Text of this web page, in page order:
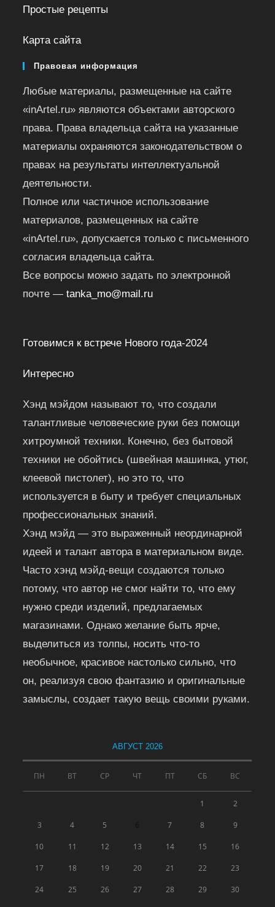
Простые рецепты
Карта сайта
Правовая информация
Любые материалы, размещенные на сайте
«inArtel.ru» являются объектами авторского
права. Права владельца сайта на указанные
материалы охраняются законодательством о
правах на результаты интеллектуальной
деятельности.
Полное или частичное использование
материалов, размещенных на сайте
«inArtel.ru», допускается только с письменного
согласия владельца сайта.
Все вопросы можно задать по электронной
почте —tanka_mo@mail.ru
Готовимся к встрече Нового года-2024
Интересно
Хэнд мэйдом называют то, что создали
талантливые человеческие руки без помощи
хитроумной техники. Конечно, без бытовой
техники не обойтись (швейная машинка, утюг,
клеевой пистолет), но это то, что
используется в быту и требует специальных
профессиональных знаний.
Хэнд мэйд — это выраженный неординарной
идеей и талант автора в материальном виде.
Часто хэнд мэйд-вещи создаются только
потому, что автор не смог найти то, что ему
нужно среди изделий, предлагаемых
магазинами. Однако желание быть ярче,
выделиться из толпы, носить что-то
необычное, красивое настолько сильно, что
он, реализуя свою фантазию и оригинальные
замыслы, создает такую вещь своими руками.
АВГУСТ 2026
ПН ВТ СР ЧТ ПТ СБ ВС
1 2
3 4 5 7 8 9
10 11 12 13 14 15 16
17 18 19 20 21 22 23
24 25 26 27 28 29 30